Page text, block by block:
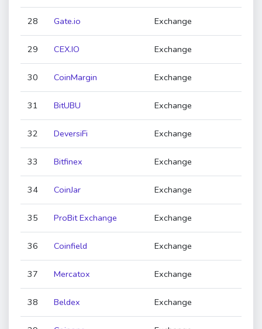
28 Gate.io Exchange
29 CEX.IO Exchange
30 CoinMargin Exchange
31 BitUBU Exchange
32 DeversiFi Exchange
33 Bitfinex Exchange
34 CoinJar Exchange
35 ProBit Exchange Exchange
36 Coinfield Exchange
37 Mercatox Exchange
38 Beldex Exchange